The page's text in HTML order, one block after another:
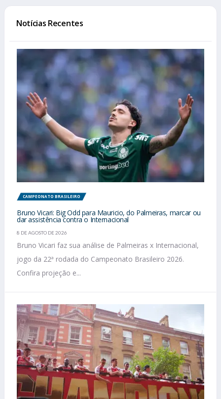
Notícias Recentes
CAMPEONATO BRASILEIRO
Bruno Vicari: Big Odd para Mauricio, do Palmeiras, marcar ou
dar assistência contra o Internacional
8 DE AGOSTO DE 2026
Bruno Vicari faz sua análise de Palmeiras x Internacional,
jogo da 22ª rodada do Campeonato Brasileiro 2026.
Confira projeção e...